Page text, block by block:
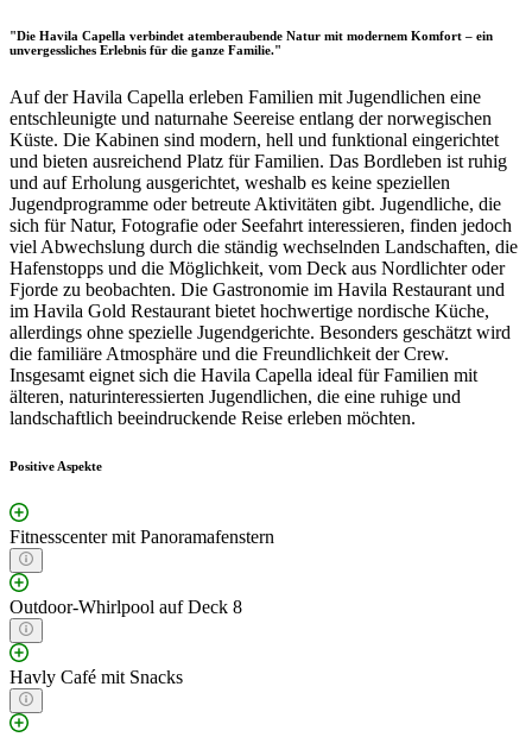
"Die Havila Capella verbindet atemberaubende Natur mit modernem Komfort – ein
unvergessliches Erlebnis für die ganze Familie."
Auf der Havila Capella erleben Familien mit Jugendlichen eine
entschleunigte und naturnahe Seereise entlang der norwegischen
Küste. Die Kabinen sind modern, hell und funktional eingerichtet
und bieten ausreichend Platz für Familien. Das Bordleben ist ruhig
und auf Erholung ausgerichtet, weshalb es keine speziellen
Jugendprogramme oder betreute Aktivitäten gibt. Jugendliche, die
sich für Natur, Fotografie oder Seefahrt interessieren, finden jedoch
viel Abwechslung durch die ständig wechselnden Landschaften, die
Hafenstopps und die Möglichkeit, vom Deck aus Nordlichter oder
Fjorde zu beobachten. Die Gastronomie im Havila Restaurant und
im Havila Gold Restaurant bietet hochwertige nordische Küche,
allerdings ohne spezielle Jugendgerichte. Besonders geschätzt wird
die familiäre Atmosphäre und die Freundlichkeit der Crew.
Insgesamt eignet sich die Havila Capella ideal für Familien mit
älteren, naturinteressierten Jugendlichen, die eine ruhige und
landschaftlich beeindruckende Reise erleben möchten.
Positive Aspekte
Fitnesscenter mit Panoramafenstern
Outdoor-Whirlpool auf Deck 8
Havly Café mit Snacks